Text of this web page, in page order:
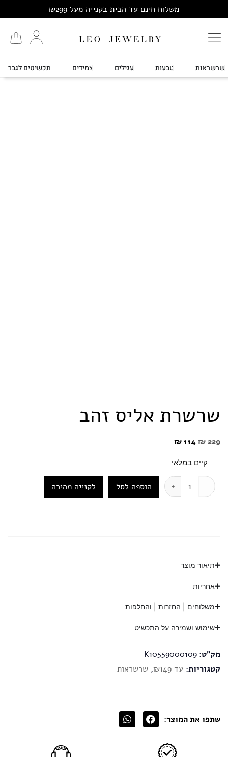
משלוח חינם עד הבית בקנייה מעל ₪299
שרשראות טבעות עגילים צמידים תכשיטים לגבר
שרשרת אליס זהב
₪229
₪114
קיים במלאי
−
+ הוספה לסל לקנייה מהירה
תיאור מוצר
אחריות
משלוחים | החזרות | והחלפות
שימוש ושמירה על התכשיט
מק"ט: K10559000109
קטגוריות: עד ₪149 , שרשראות
שתפו את המוצר: